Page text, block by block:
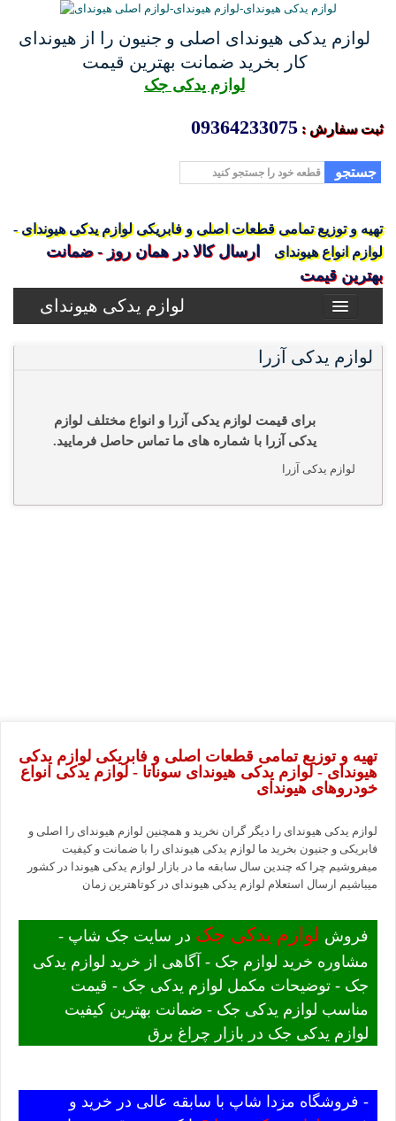
لوازم یدکی هیوندای اصلی و جنیون را از هیوندای
کار بخرید ضمانت بهترین قیمت
لوازم یدکی جک
ثبت سفارش : 09364233075
جستجو
تهیه و توزیع تمامی قطعات اصلی و فابریکی لوازم یدکی هیوندای -
لوازم انواع هیوندای
ارسال کالا در همان روز - ضمانت
بهترین قیمت
لوازم یدکی هیوندای
لوازم یدکی آزرا
برای قیمت لوازم یدکی آزرا و انواع مختلف لوازم
یدکی آزرا با شماره های ما تماس حاصل فرمایید.
لوازم یدکی آزرا
تهیه و توزیع تمامی قطعات اصلی و فابریکی لوازم یدکی
هیوندای - لوازم یدکی هیوندای سوناتا - لوازم یدکی انواع
خودروهای هیوندای
لوازم یدکی هیوندای را دیگر گران نخرید و همچنین لوازم هیوندای را اصلی و
فابریکی و جنیون بخرید ما لوازم یدکی هیوندای را با ضمانت و کیفیت
میفروشیم چرا که چندین سال سابقه ما در بازار لوازم یدکی هیوندا در کشور
میباشیم ارسال استعلام لوازم یدکی هیوندای در کوتاهترین زمان
فروش لوازم یدکی جک در سایت جک شاپ -
مشاوره خرید لوازم جک - آگاهی از خرید لوازم یدکی
جک - توضیحات مکمل لوازم یدکی جک - قیمت
مناسب لوازم یدکی جک - ضمانت بهترین کیفیت
لوازم یدکی جک در بازار چراغ برق
- فروشگاه مزدا شاپ با سابقه عالی در خرید و